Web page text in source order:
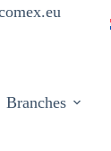
Branches